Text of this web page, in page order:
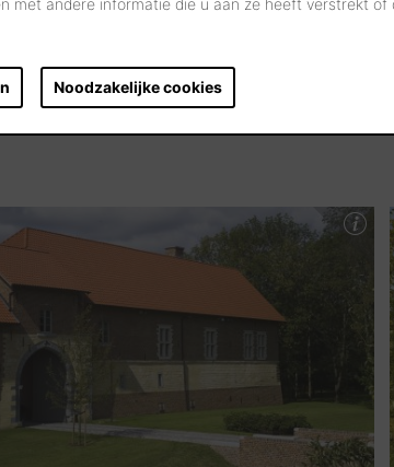
met andere informatie die u aan ze heeft verstrekt
Noodzakelijke cookies